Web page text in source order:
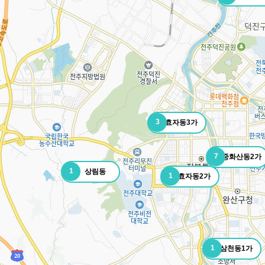
1 삼천동1가
1 상림동
7 중화산동2가
1 효자동2가
3 효자동3가